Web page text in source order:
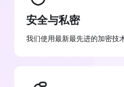
安全与私密
我们使用最新最先进的加密技